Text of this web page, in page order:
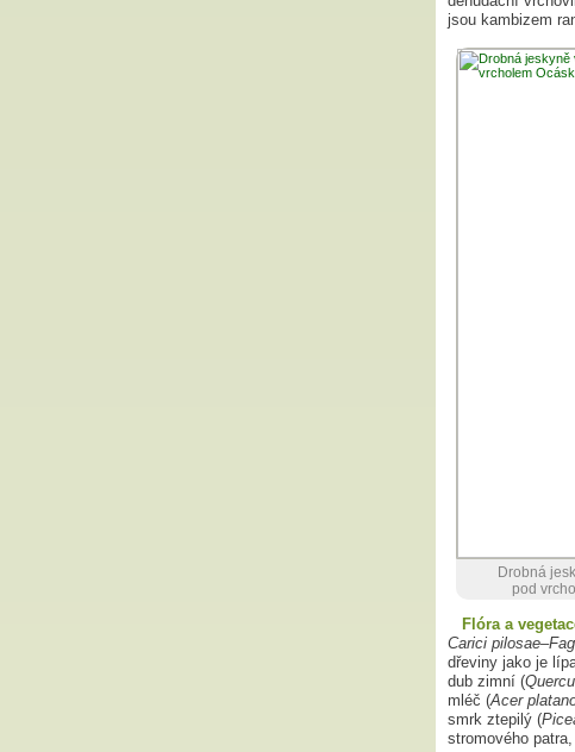
jsou kambizem
Drobná
pod
Flóra a
Carici
dřeviny jako je
dub zimní (
mléč (Acer
smrk ztepilý (
stromového